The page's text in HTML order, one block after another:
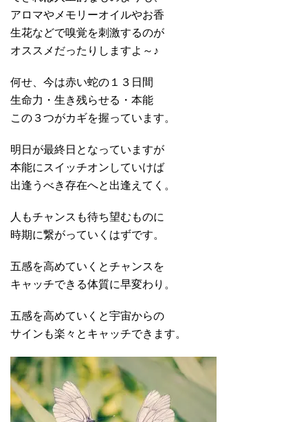
アロマやメモリーオイルやお香
生花などで嗅覚を刺激するのが
オススメだったりしますよ～♪
何せ、今は赤い蛇の１３日間
生命力・生き残らせる・本能
この３つがカギを握っています。
明日が最終日となっていますが
本能にスイッチオンしていけば
出逢うべき存在へと出逢えてく。
人もチャンスも待ち望むものに
時期に繋がっていくはずです。
五感を高めていくとチャンスを
キャッチできる体質に早変わり。
五感を高めていくと宇宙からの
サインも楽々とキャッチできます。